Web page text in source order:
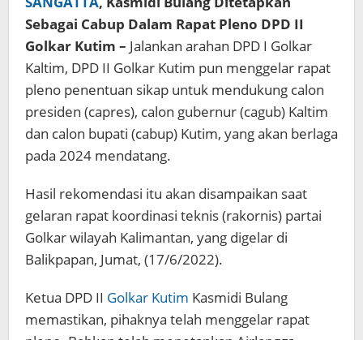
Sebagai Cabup Dalam Rapat Pleno DPD II
Golkar Kutim – Jalankan arahan DPD I Golkar
Kaltim, DPD II Golkar Kutim pun menggelar rapat
pleno penentuan sikap untuk mendukung calon
presiden (capres), calon gubernur (cagub) Kaltim
dan calon bupati (cabup) Kutim, yang akan berlaga
pada 2024 mendatang.
Hasil rekomendasi itu akan disampaikan saat
gelaran rapat koordinasi teknis (rakornis) partai
Golkar wilayah Kalimantan, yang digelar di
Balikpapan, Jumat, (17/6/2022).
Ketua DPD II Golkar Kutim Kasmidi Bulang
memastikan, pihaknya telah menggelar rapat